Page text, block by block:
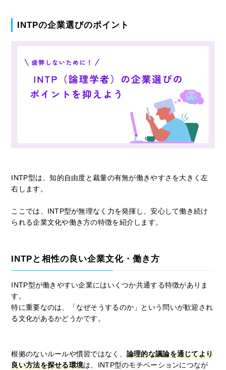
INTPの企業選びのポイント
INTP型は、知的自由度と裁量の有無が働きやすさを大きく左
右します。
ここでは、INTP型が無理なく力を発揮し、安心して働き続け
られる企業文化や働き方の特徴を紹介します。
INTPと相性の良い企業文化・働き方
INTP型が働きやすい企業にはいくつか共通する特徴がありま
す。
特に重要なのは、「なぜそうするのか」という問いが歓迎され
る文化があるかどうかです。
根拠のないルールや慣習ではなく、 論理的な議論を通じてより
良い方法を探せる環境は、INTP型のモチベーションにつなが